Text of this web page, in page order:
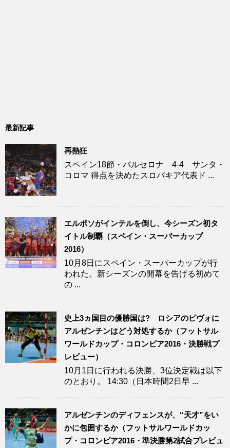
最新記事
再熱狂
スペイン18節・バルセロナ 4-4 サンタ・
コロマ 得点を決めたスロバキア代表ド ...
エルポソがインテルを倒し、今シーズン初タ
イトル制覇（スペイン・スーパーカップ
2016）
10月8日にスペイン・スーパーカップが行
われた。新シーズンの開幕を告げる初めて
の ...
史上3ヵ国目の優勝国は? ロシアのピヴォに
アルゼンチンはどう対処するか（フットサル
ワールドカップ・コロンビア2016・決勝戦プ
レビュー）
10月1日に行われる決勝、3位決定戦は以下
のとおり。 14:30（日本時間2日早 ...
アルゼンチンのディフェンスが、“天才”をい
かに包囲するか（フットサルワールドカッ
プ・コロンビア2016・準決勝第2試合プレビュ